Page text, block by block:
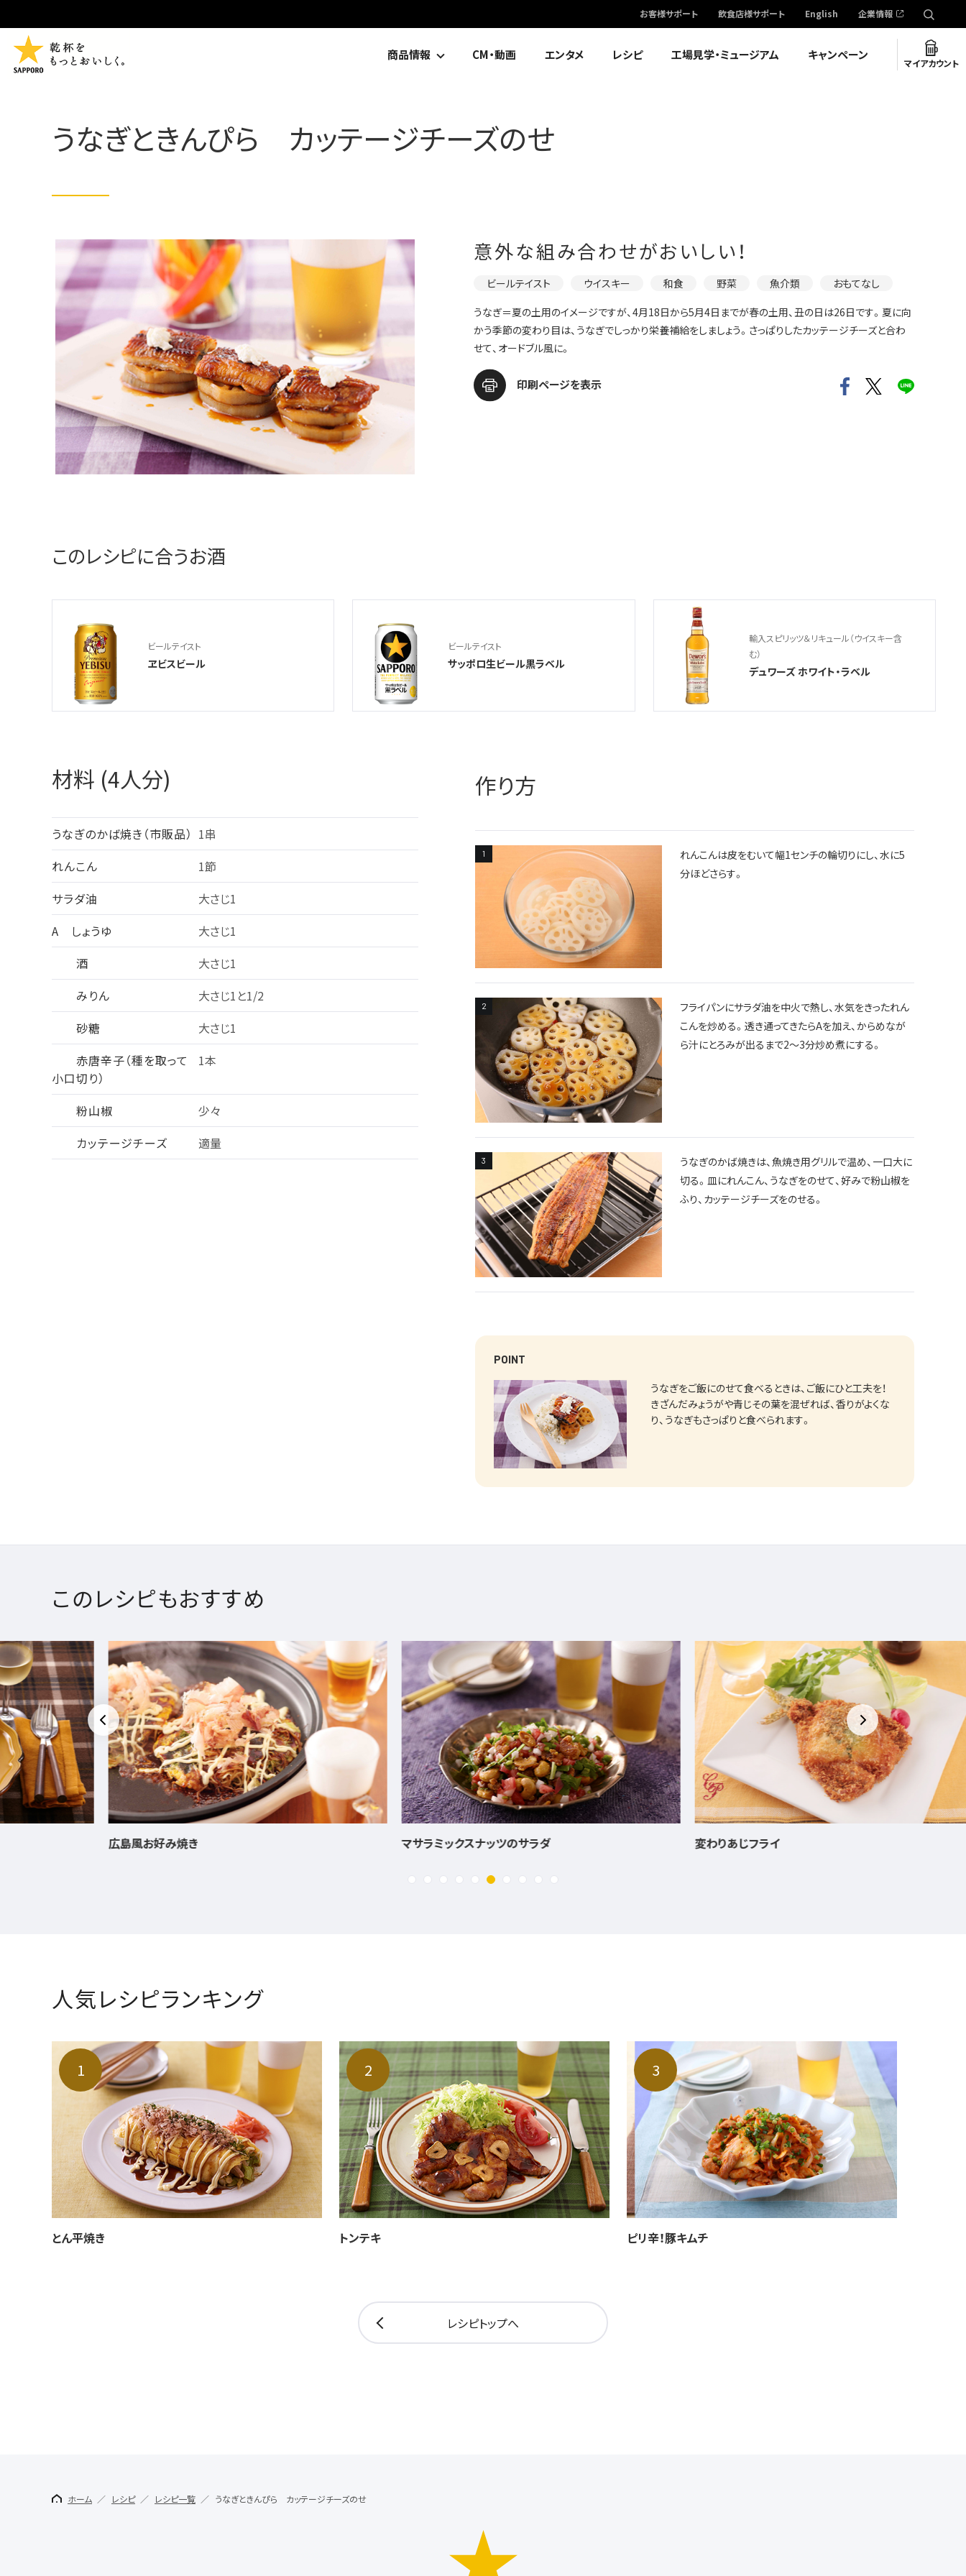
お客様サポート 飲食店様サポート English 企業情報
商品情報 CM・動画 エンタメ レシピ 工場見学・ミュージアム キャンペーン
マイアカウント
うなぎときんぴら カッテージチーズのせ
意外な組み合わせがおいしい！
ビールテイスト ウイスキー 和食 野菜 魚介類
おもてなし
うなぎ＝夏の土用のイメージですが、4月18日から5月4日までが春の土用、丑の日は26日です。夏に向
かう季節の変わり目は、うなぎでしっかり栄養補給をしましょう。さっぱりしたカッテージチーズと合わ
せて、オードブル風に。
印刷ページを表示
このレシピに合うお酒
ビールテイスト
ヱビスビール
ビールテイスト
サッポロ生ビール黒ラベル
輸入スピリッツ＆リキュール（ウイスキー含
む）
デュワーズ ホワイト・ラベル
材料 (4人分)
うなぎのかば焼き（市販品） 1串
れんこん
1節
サラダ油
大さじ1
A しょうゆ
大さじ1
酒
大さじ1
みりん
大さじ1と1/2
砂糖
大さじ1
赤唐辛子（種を取って
小口切り）
1本
粉山椒
少々
カッテージチーズ
適量
作り方
れんこんは皮をむいて幅1センチの輪切りにし、水に5
分ほどさらす。
フライパンにサラダ油を中火で熱し、水気をきったれん
こんを炒める。透き通ってきたらAを加え、からめなが
ら汁にとろみが出るまで2～3分炒め煮にする。
うなぎのかば焼きは、魚焼き用グリルで温め、一口大に
切る。皿にれんこん、うなぎをのせて、好みで粉山椒を
ふり、カッテージチーズをのせる。
POINT
うなぎをご飯にのせて食べるときは、ご飯にひと工夫を！
きざんだみょうがや青じその葉を混ぜれば、香りがよくな
り、うなぎもさっぱりと食べられます。
このレシピもおすすめ
広島風お好み焼き マサラミックスナッツのサラダ 変わりあじフライ
人気レシピランキング
とん平焼き トンテキ ピリ辛！豚キムチ
レシピトップへ
ホーム レシピ レシピ一覧 うなぎときんぴら カッテージチーズのせ